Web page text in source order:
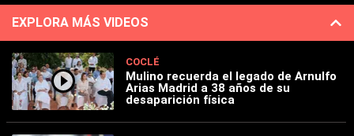
EXPLORA MÁS VIDEOS
COCLÉ
Mulino recuerda el legado de Arnulfo
Arias Madrid a 38 años de su
desaparición física